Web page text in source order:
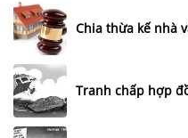
Chia thừa kế nhà
Tranh chấp hợp